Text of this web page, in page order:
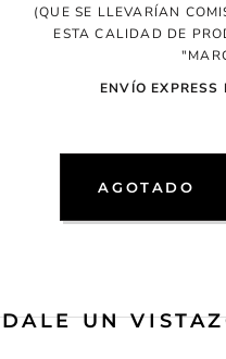
(QUE SE LLEVARÍAN
ESTA CALIDAD DE
ENVÍO
AGOTADO
DALE UN